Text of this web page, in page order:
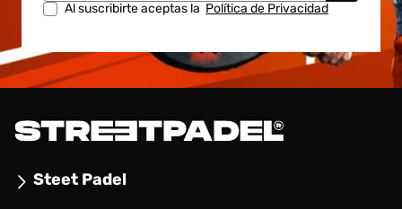
Al suscribirte aceptas la Política de Privacidad
Steet Padel